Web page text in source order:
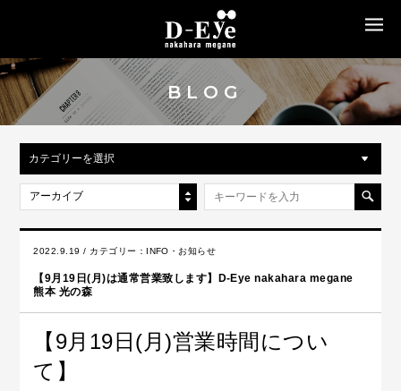
BLOG
カテゴリーを選択
アーカイブ
2022.9.19 / カテゴリー： INFO・お知らせ
【9月19日(月)は通常営業致します】D-Eye nakahara megane
熊本 光の森
【9月19日(月)営業時間につい
て】